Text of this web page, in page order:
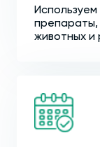
препараты,
животных и